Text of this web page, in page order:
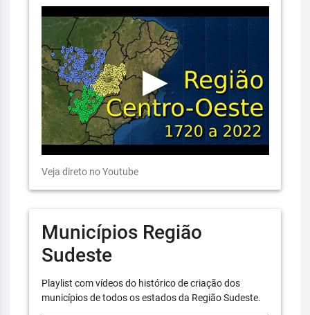
Veja direto no Youtube
Municípios Região
Sudeste
Playlist com vídeos do histórico de criação dos
municípios de todos os estados da Região Sudeste.